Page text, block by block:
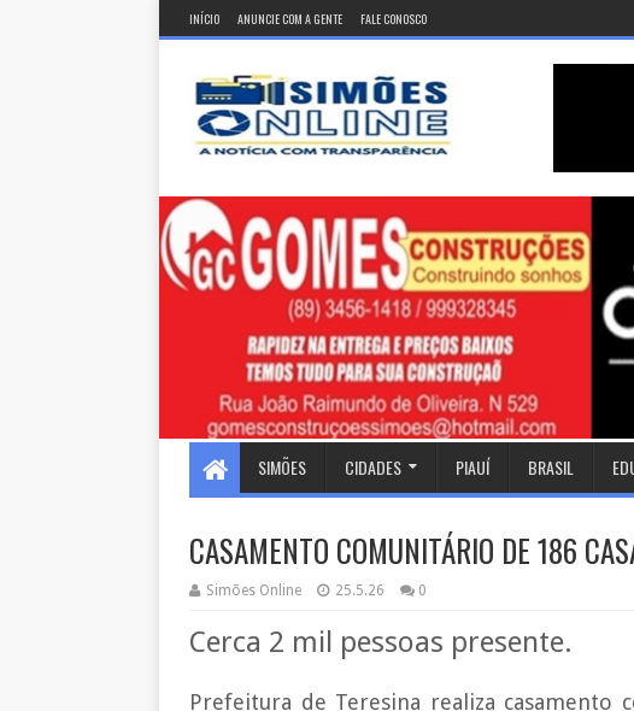
INÍCIO ANUNCIE COM A GENTE FALE CONOSCO
SIMÕES CIDADES PIAUÍ BRASIL
CASAMENTO COMUNITÁRIO DE 186
Simões Online 25.5.26 0
Cerca 2 mil pessoas presente.
Prefeitura de Teresina realiza casamento